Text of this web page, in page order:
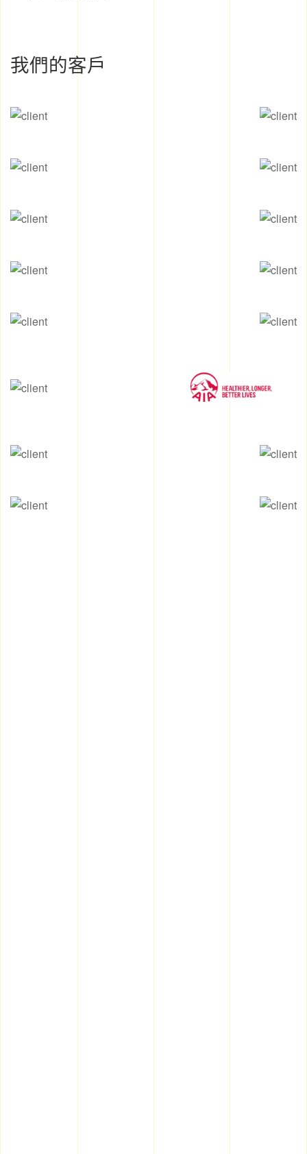
我們的客戶